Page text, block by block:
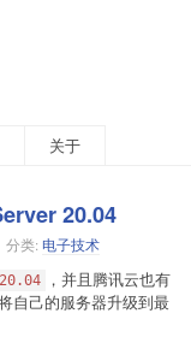
关于
20.04
分类: 电子技术
，并且腾讯云也有
自己的服务器升级到最